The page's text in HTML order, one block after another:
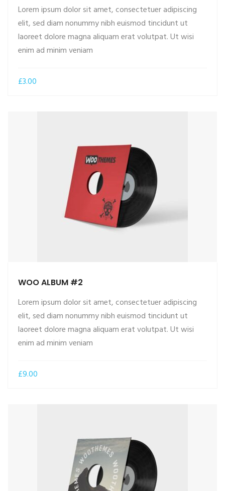
Lorem ipsum dolor sit amet, consectetuer adipiscing
elit, sed diam nonummy nibh euismod tincidunt ut
laoreet dolore magna aliquam erat volutpat. Ut wisi
enim ad minim veniam
£3.00
ADD TO CART
WOO ALBUM #2
Lorem ipsum dolor sit amet, consectetuer adipiscing
elit, sed diam nonummy nibh euismod tincidunt ut
laoreet dolore magna aliquam erat volutpat. Ut wisi
enim ad minim veniam
£9.00
ADD TO CART